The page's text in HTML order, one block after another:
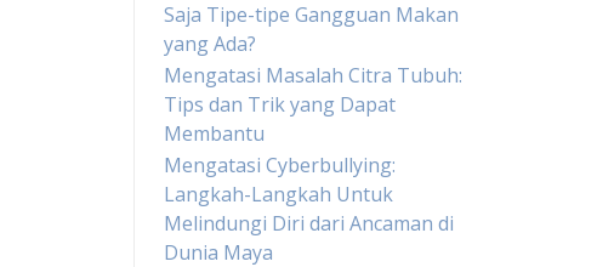
Saja Tipe-tipe Gangguan Makan
yang Ada?
Mengatasi Masalah Citra Tubuh:
Tips dan Trik yang Dapat
Membantu
Mengatasi Cyberbullying:
Langkah-Langkah Untuk
Melindungi Diri dari Ancaman di
Dunia Maya